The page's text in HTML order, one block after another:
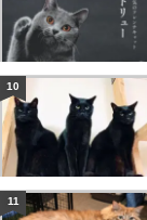
10
11